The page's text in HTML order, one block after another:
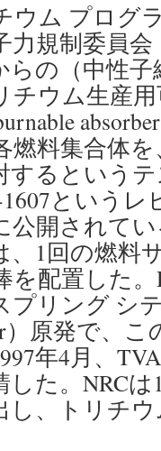
ウム プログ
力規制委員
らの（中性
チウム生産
燃料集合体
するという
1607という
公開されて
、1回の燃料
を配置した
プリング シ
）原発で、
年4月、
した。NRC
し、トリチ